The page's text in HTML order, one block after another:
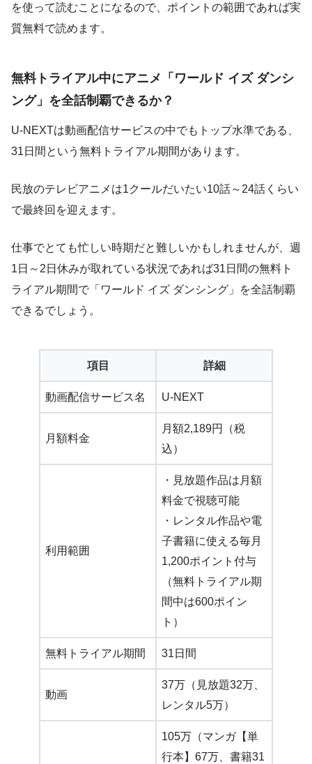
を使って読むことになるので、ポイントの範囲であれば実
質無料で読めます。
無料トライアル中にアニメ「ワールド イズ ダンシ
ング」を全話制覇できるか？
U-NEXTは動画配信サービスの中でもトップ水準である、
31日間という無料トライアル期間があります。
民放のテレビアニメは1クールだいたい10話～24話くらい
で最終回を迎えます。
仕事でとても忙しい時期だと難しいかもしれませんが、週
1日～2日休みが取れている状況であれば31日間の無料ト
ライアル期間で「ワールド イズ ダンシング」を全話制覇
できるでしょう。
項目 詳細
動画配信サービス名 U-NEXT
月額料金
月額2,189円（税
込）
利用範囲
・見放題作品は月額
料金で視聴可能
・レンタル作品や電
子書籍に使える毎月
1,200ポイント付与
（無料トライアル期
間中は600ポイン
ト）
無料トライアル期間 31日間
動画
37万（見放題32万、
レンタル5万）
105万（マンガ【単
行本】67万、書籍31